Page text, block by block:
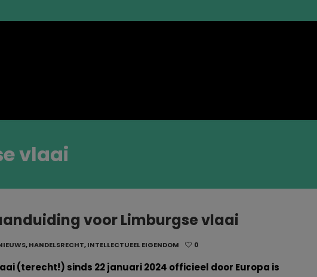
vlaai
voor Limburgse vlaai
,HANDELSRECHT,INTELLECTUEEL EIGENDOM 0
(terecht!) sinds 22 januari 2024 officieel door Europa is